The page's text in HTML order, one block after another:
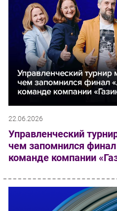
22.06.2026
Управленческий
чем запомнился
команде компании